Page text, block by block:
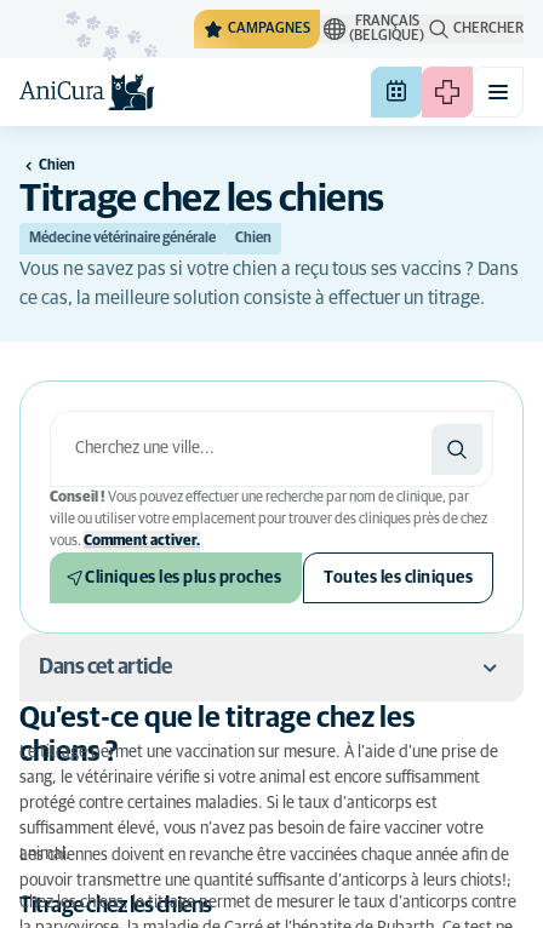
CAMPAGNES
FRANÇAIS
(BELGIQUE)
CHERCHER
Chien
Titrage chez les chiens
Médecine vétérinaire générale Chien
Vous ne savez pas si votre chien a reçu tous ses vaccins ? Dans
ce cas, la meilleure solution consiste à effectuer un titrage.
Conseil ! Vous pouvez effectuer une recherche par nom de clinique, par
ville ou utiliser votre emplacement pour trouver des cliniques près de chez
vous. Comment activer.
Cliniques les plus proches Toutes les cliniques
Dans cet article
Qu’est-ce que le titrage chez les chiens ?
Pourquoi effectuer un titrage pour votre chien ?
Titrage : comment ça marche ?
Combien ça coûte ?
Qu’est-ce que le titrage chez les
chiens ?
Le titrage permet une vaccination sur mesure. À l’aide d’une prise de
sang, le vétérinaire vérifie si votre animal est encore suffisamment
protégé contre certaines maladies. Si le taux d’anticorps est
suffisamment élevé, vous n’avez pas besoin de faire vacciner votre
animal.
Les chiennes doivent en revanche être vaccinées chaque année afin de
pouvoir transmettre une quantité suffisante d’anticorps à leurs chiots!;
Titrage chez les chiens
Chez les chiens, le titrage permet de mesurer le taux d’anticorps contre